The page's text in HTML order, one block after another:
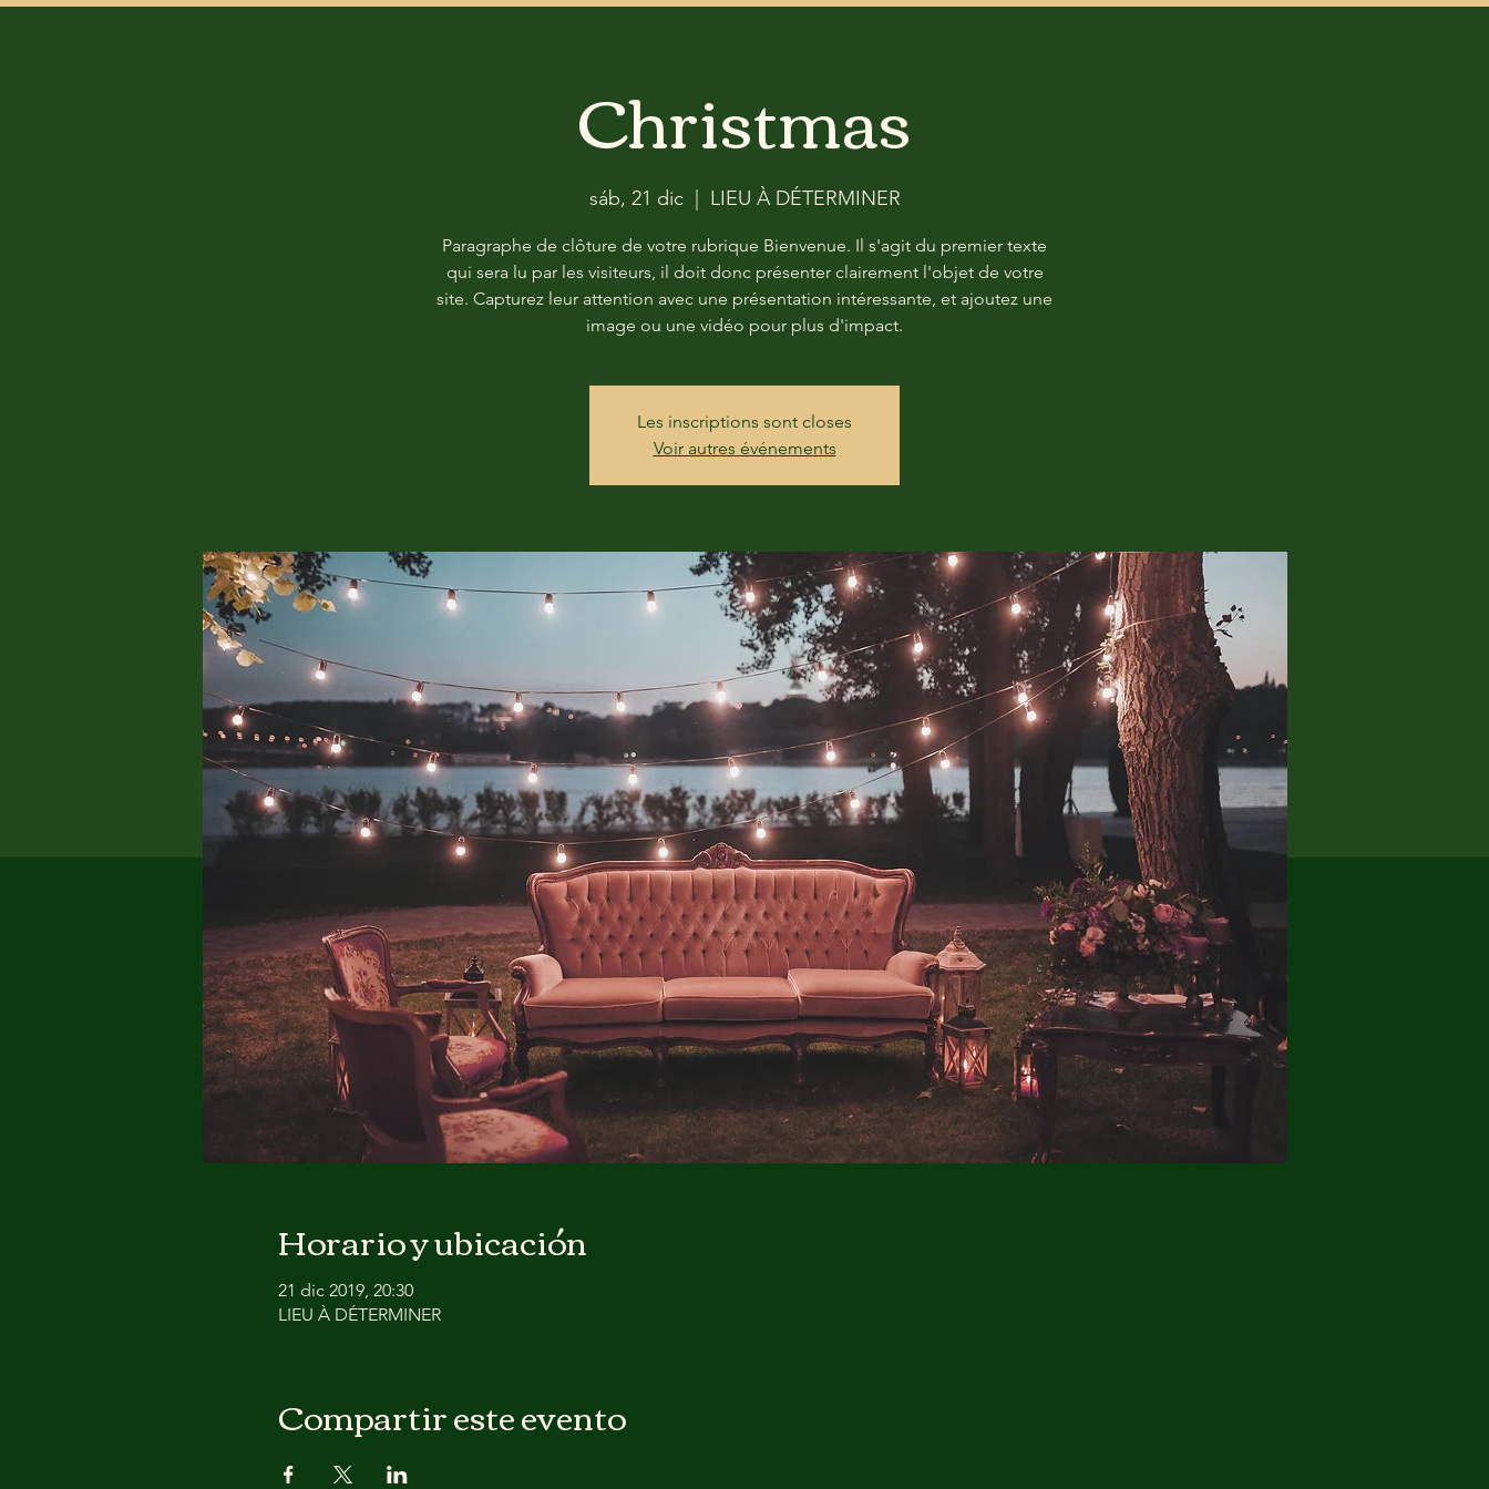
Christmas
sáb, 21 dic
  |
LIEU À DÉTERMINER
Paragraphe de clôture de votre rubrique Bienvenue. Il s'agit du premier texte
qui sera lu par les visiteurs, il doit donc présenter clairement l'objet de votre
site. Capturez leur attention avec une présentation intéressante, et ajoutez une
image ou une vidéo pour plus d'impact.
Les inscriptions sont closes
Voir autres événements
Horario y ubicación
21 dic 2019, 20:30
LIEU À DÉTERMINER
Compartir este evento